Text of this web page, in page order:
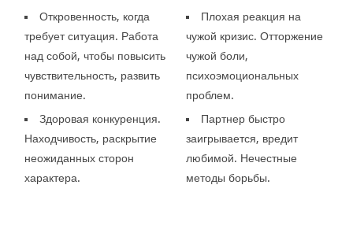
Откровенность, когда
требует ситуация. Работа
над собой, чтобы повысить
чувствительность, развить
понимание.
Здоровая конкуренция.
Находчивость, раскрытие
неожиданных сторон
характера.
Плохая реакция на
чужой кризис. Отторжение
чужой боли,
психоэмоциональных
проблем.
Партнер быстро
заигрывается, вредит
любимой. Нечестные
методы борьбы.